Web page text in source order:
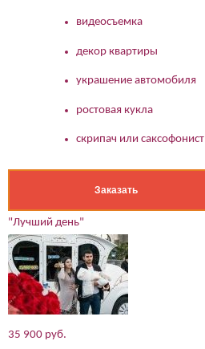
видеосъемка
декор квартиры
украшение автомобиля
ростовая кукла
скрипач или саксофонист
Заказать
"Лучший день"
35 900 руб.